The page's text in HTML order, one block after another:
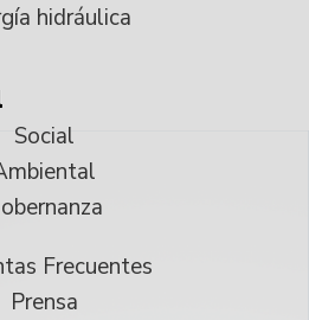
hidráulica
Social
Frecuentes
Prensa